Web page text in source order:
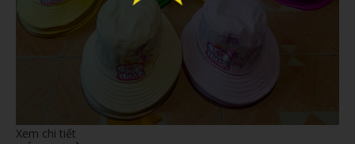
Xem chi tiết